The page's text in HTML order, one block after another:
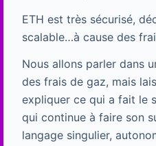
ETH est très sécurisé,
scalable…à cause des
Nous allons parler dans
des frais de gaz, mais
expliquer ce qui a fait le
qui continue à faire son
langage singulier,